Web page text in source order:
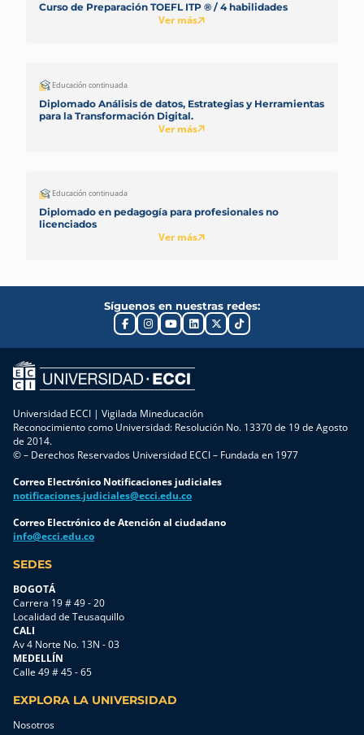
Curso de Preparación TOEFL ITP ® / 4 habilidades
Ver más
Educación continuada
Diplomado Análisis de datos, Estrategias y Herramientas
para la Transformación Digital.
Ver más
Educación continuada
Diplomado en pedagogía para profesionales no
licenciados
Ver más
Síguenos en nuestras redes:
Universidad ECCI | Vigilada Mineducación
Reconocimiento como Universidad: Resolución No. 13370 de 19 de Agosto
de 2014.
© – Derechos Reservados Universidad ECCI – Fundada en 1977
Correo Electrónico Notificaciones judiciales
notificaciones.judiciales@ecci.edu.co
Correo Electrónico de Atención al ciudadano
info@ecci.edu.co
SEDES
BOGOTÁ
Carrera 19 # 49 - 20
Localidad de Teusaquillo
CALI
Av 4 Norte No. 13N - 03
MEDELLÍN
Calle 49 # 45 - 65
EXPLORA LA UNIVERSIDAD
Nosotros